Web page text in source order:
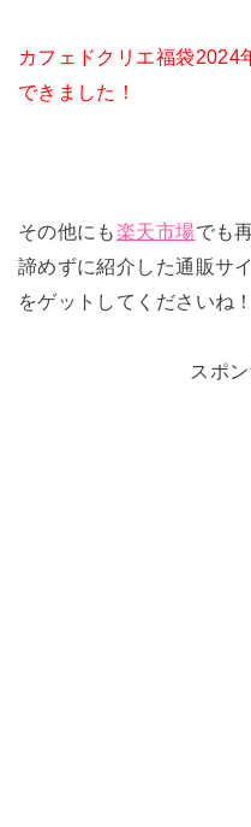
カフェドクリエ福袋2024
できました！
その他にも楽天市場でも
諦めずに紹介した通販サ
をゲットしてくださいね！
スポ